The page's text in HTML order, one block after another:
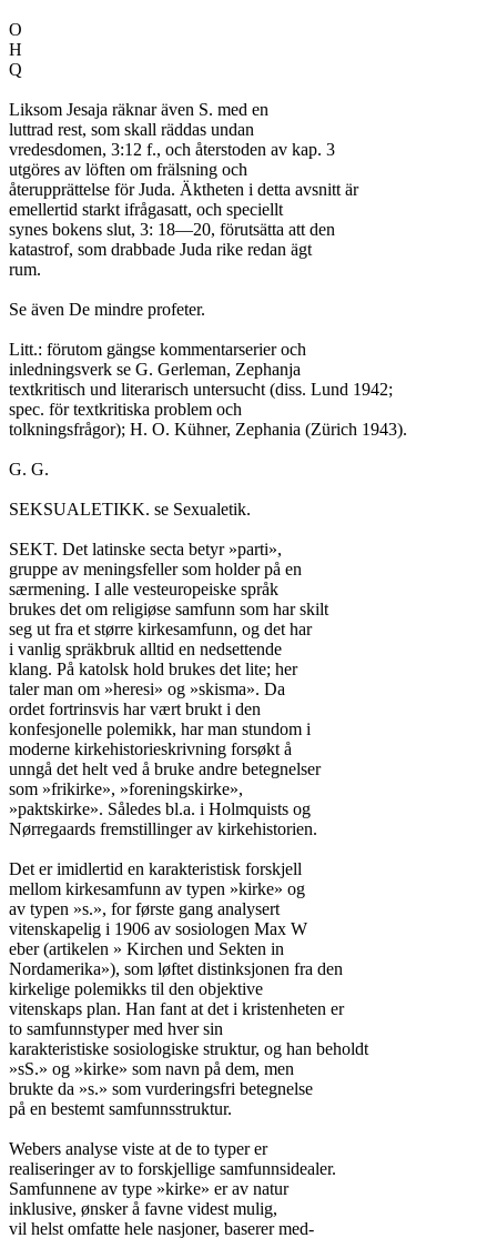
O
H
Q
Liksom Jesaja räknar även S. med en
luttrad rest, som skall räddas undan
vredesdomen, 3:12 f., och återstoden av kap. 3
utgöres av löften om frälsning och
återupprättelse för Juda. Äktheten i detta avsnitt är
emellertid starkt ifrågasatt, och speciellt
synes bokens slut, 3: 18—20, förutsätta att den
katastrof, som drabbade Juda rike redan ägt
rum.
Se även De mindre profeter.
Litt.: förutom gängse kommentarserier och
inledningsverk se G. Gerleman, Zephanja
textkritisch und literarisch untersucht (diss. Lund 1942;
spec. för textkritiska problem och
tolkningsfrågor); H. O. Kühner, Zephania (Zürich 1943).
G. G.
SEKSUALETIKK. se Sexualetik.
SEKT. Det latinske secta betyr »parti»,
gruppe av meningsfeller som holder på en
særmening. I alle vesteuropeiske språk
brukes det om religiøse samfunn som har skilt
seg ut fra et større kirkesamfunn, og det har
i vanlig spräkbruk alltid en nedsettende
klang. På katolsk hold brukes det lite; her
taler man om »heresi» og »skisma». Da
ordet fortrinsvis har vært brukt i den
konfesjonelle polemikk, har man stundom i
moderne kirkehistorieskrivning forsøkt å
unngå det helt ved å bruke andre betegnelser
som »frikirke», »foreningskirke»,
»paktskirke». Således bl.a. i Holmquists og
Nørregaards fremstillinger av kirkehistorien.
Det er imidlertid en karakteristisk forskjell
mellom kirkesamfunn av typen »kirke» og
av typen »s.», for første gang analysert
vitenskapelig i 1906 av sosiologen Max W
eber (artikelen » Kirchen und Sekten in
Nordamerika»), som løftet distinksjonen fra den
kirkelige polemikks til den objektive
vitenskaps plan. Han fant at det i kristenheten er
to samfunnstyper med hver sin
karakteristiske sosiologiske struktur, og han beholdt
»sS.» og »kirke» som navn på dem, men
brukte da »s.» som vurderingsfri betegnelse
på en bestemt samfunnsstruktur.
Webers analyse viste at de to typer er
realiseringer av to forskjellige samfunnsidealer.
Samfunnene av type »kirke» er av natur
inklusive, ønsker å favne videst mulig,
vil helst omfatte hele nasjoner, baserer med-